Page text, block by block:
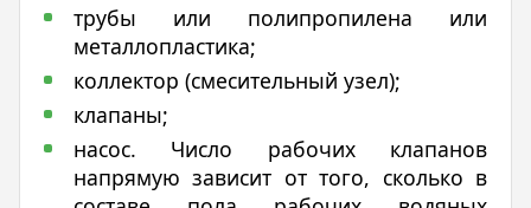
трубы или полипропилена или
металлопластика;
коллектор (смесительный узел);
клапаны;
насос. Число рабочих клапанов
напрямую зависит от того, сколько в